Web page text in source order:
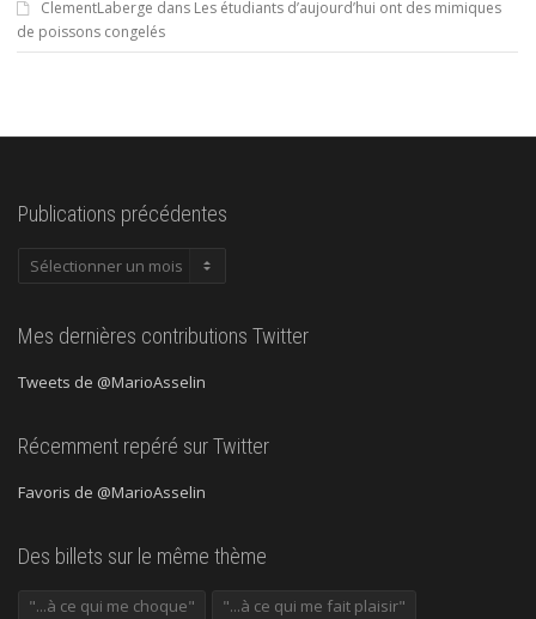
ClementLaberge dans Les étudiants d’aujourd’hui ont des mimiques
de poissons congelés
Publications précédentes
Publications
Mes dernières contributions Twitter
Tweets de @MarioAsselin
Récemment repéré sur Twitter
Favoris de @MarioAsselin
Des billets sur le même thème
"...à ce qui me choque"
"...à ce qui me fait plaisir"